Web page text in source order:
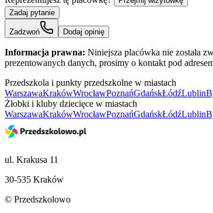
Zadaj pytanie
Zadzwoń Dodaj opinię
Informacja prawna: Niniejsza placówka nie została
prezentowanych danych, prosimy o kontakt pod
Przedszkola i punkty przedszkolne w miastach
WarszawaKrakówWrocławPoznańGdańskŁódźLublin
Żłobki i kluby dziecięce w miastach
WarszawaKrakówWrocławPoznańGdańskŁódźLublin
ul. Krakusa 11
30-535 Kraków
© Przedszkolowo